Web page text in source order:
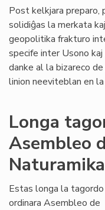
Post kelkjara preparo,
solidiĝas la merkata kaj
geopolitika frakturo
specife inter Usono
danke al la bizareco
linion neeviteblan en
Longa
Asembleo
Estas longa la
ordinara Asembleo de